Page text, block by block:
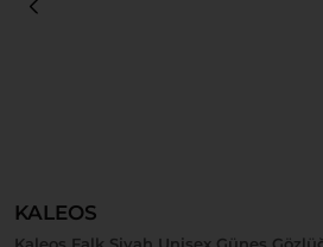
KALEOS
Kaleos Falk Siyah Unisex Güneş